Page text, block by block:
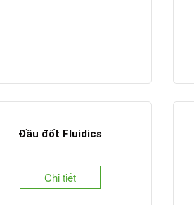
Đầu đốt Fluidics
Chi tiết